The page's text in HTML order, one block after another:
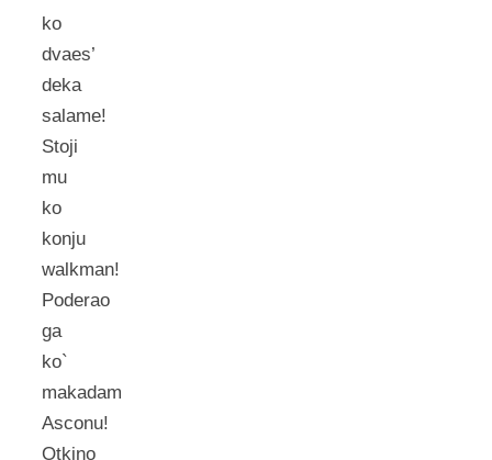
ko
dvaes’
deka
salame!
Stoji
mu
ko
konju
walkman!
Poderao
ga
ko`
makadam
Asconu!
Otkino